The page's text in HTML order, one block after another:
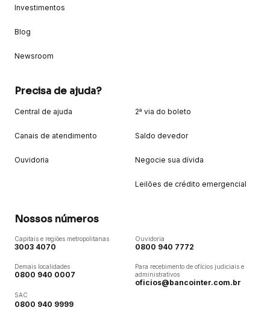
Investimentos
Blog
Newsroom
Precisa de ajuda?
Central de ajuda
Canais de atendimento
Ouvidoria
2ª via do boleto
Saldo devedor
Negocie sua dívida
Leilões de crédito emergencial
Nossos números
Capitais e regiões metropolitanas
3003 4070
Demais localidades
0800 940 0007
SAC
0800 940 9999
Ouvidoria
0800 940 7772
Para recebimento de ofícios judiciais e
administrativos
oficios@bancointer.com.br